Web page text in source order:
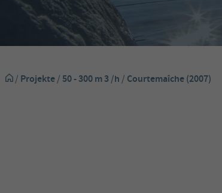
/ Projekte/ 50 - 300 m 3 /h/ Courtemaîche (2007)